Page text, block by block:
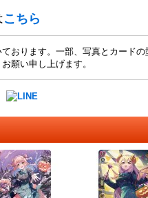
こちら
おります。一部、写真とカード
願い申し上げます。